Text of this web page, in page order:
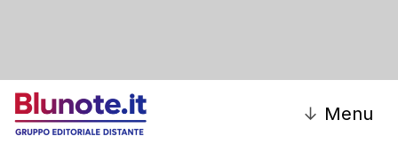
↓ Menu